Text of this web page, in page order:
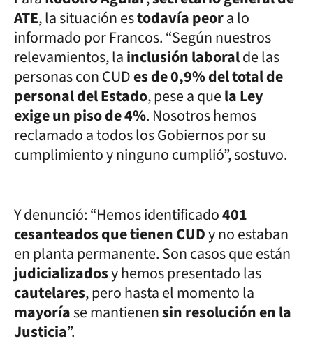
ATE, la situación estodavía peora lo
informado por Francos. “Según nuestros
relevamientos, lainclusión laboralde las
personas con CUDes de 0,9% del total de
personal del Estado, pese a quela Ley
exige un piso de 4%. Nosotros hemos
reclamado a todos los Gobiernos por su
cumplimiento y ninguno cumplió”, sostuvo.
Y denunció: “Hemos identificado401
cesanteados que tienen CUDy no estaban
en planta permanente. Son casos que están
judicializadosy hemos presentado las
cautelares, pero hasta el momento la
mayoríase mantienensin resolución en la
Justicia”.